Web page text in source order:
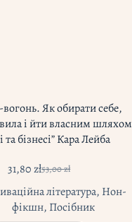
вогонь. Як обирати себе,
і йти власним шляхом
та бізнесі” Кара Лейба
53,00zł
Оригінальна
ціна:
53,00 zł.
31,80złПоточна
ціна:
31,80 zł.
література, Нон-
фікшн, Посібник